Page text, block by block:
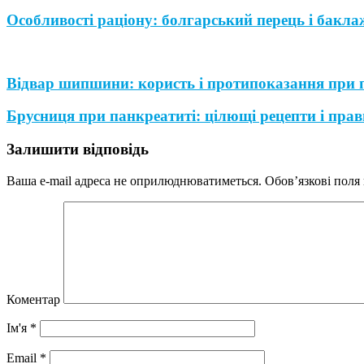
Особливості раціону: болгарський перець і
Відвар шипшини: користь і протипоказання при
Брусниця при панкреатиті: цілющі рецепти і
Залишити відповідь
Ваша e-mail адреса не оприлюднюватиметься. Обов’язкові
Коментар
Ім'я *
Email *